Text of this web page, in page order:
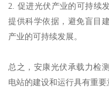
2. 促进光伏产业的可持续
提供科学依据，避免盲目
产业的可持续发展。
总之，安康光伏承载力检
电站的建设和运行具有重要